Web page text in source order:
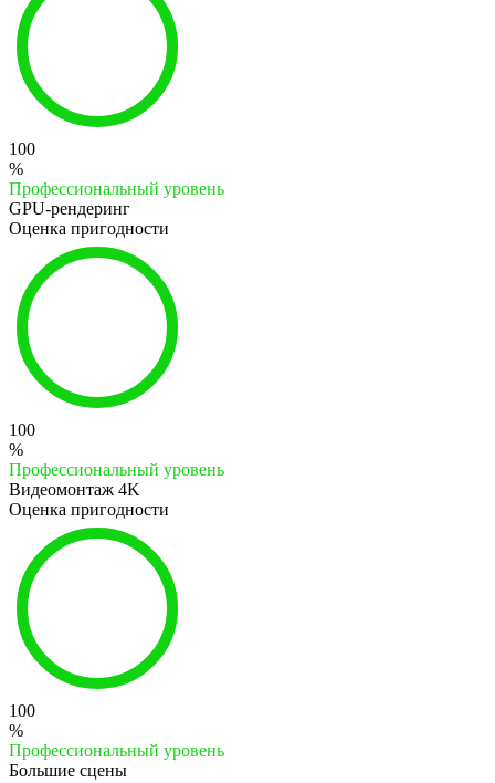
100
%
Профессиональный уровень
GPU-рендеринг
Оценка пригодности
100
%
Профессиональный уровень
Видеомонтаж 4K
Оценка пригодности
100
%
Профессиональный уровень
Большие сцены